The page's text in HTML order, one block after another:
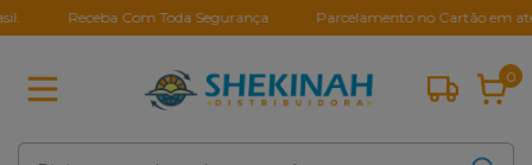
Receba Com Toda Segurança Parcelamento no Cartão em até 10X
0